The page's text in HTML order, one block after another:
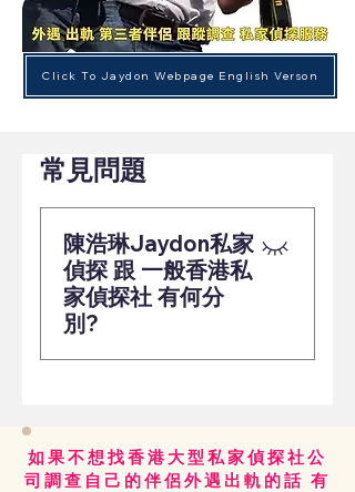
Click To Jaydon Webpage English Verson
常見問題
陳浩琳Jaydon私家
偵探 跟 一般香港私
家偵探社 有何分
別?
成目的為目標 進行針對性調
查。2) 親自全程參與行動 及
如果不想找香港大型私家偵探社公
司調查自己的伴侶外遇出軌的話 有